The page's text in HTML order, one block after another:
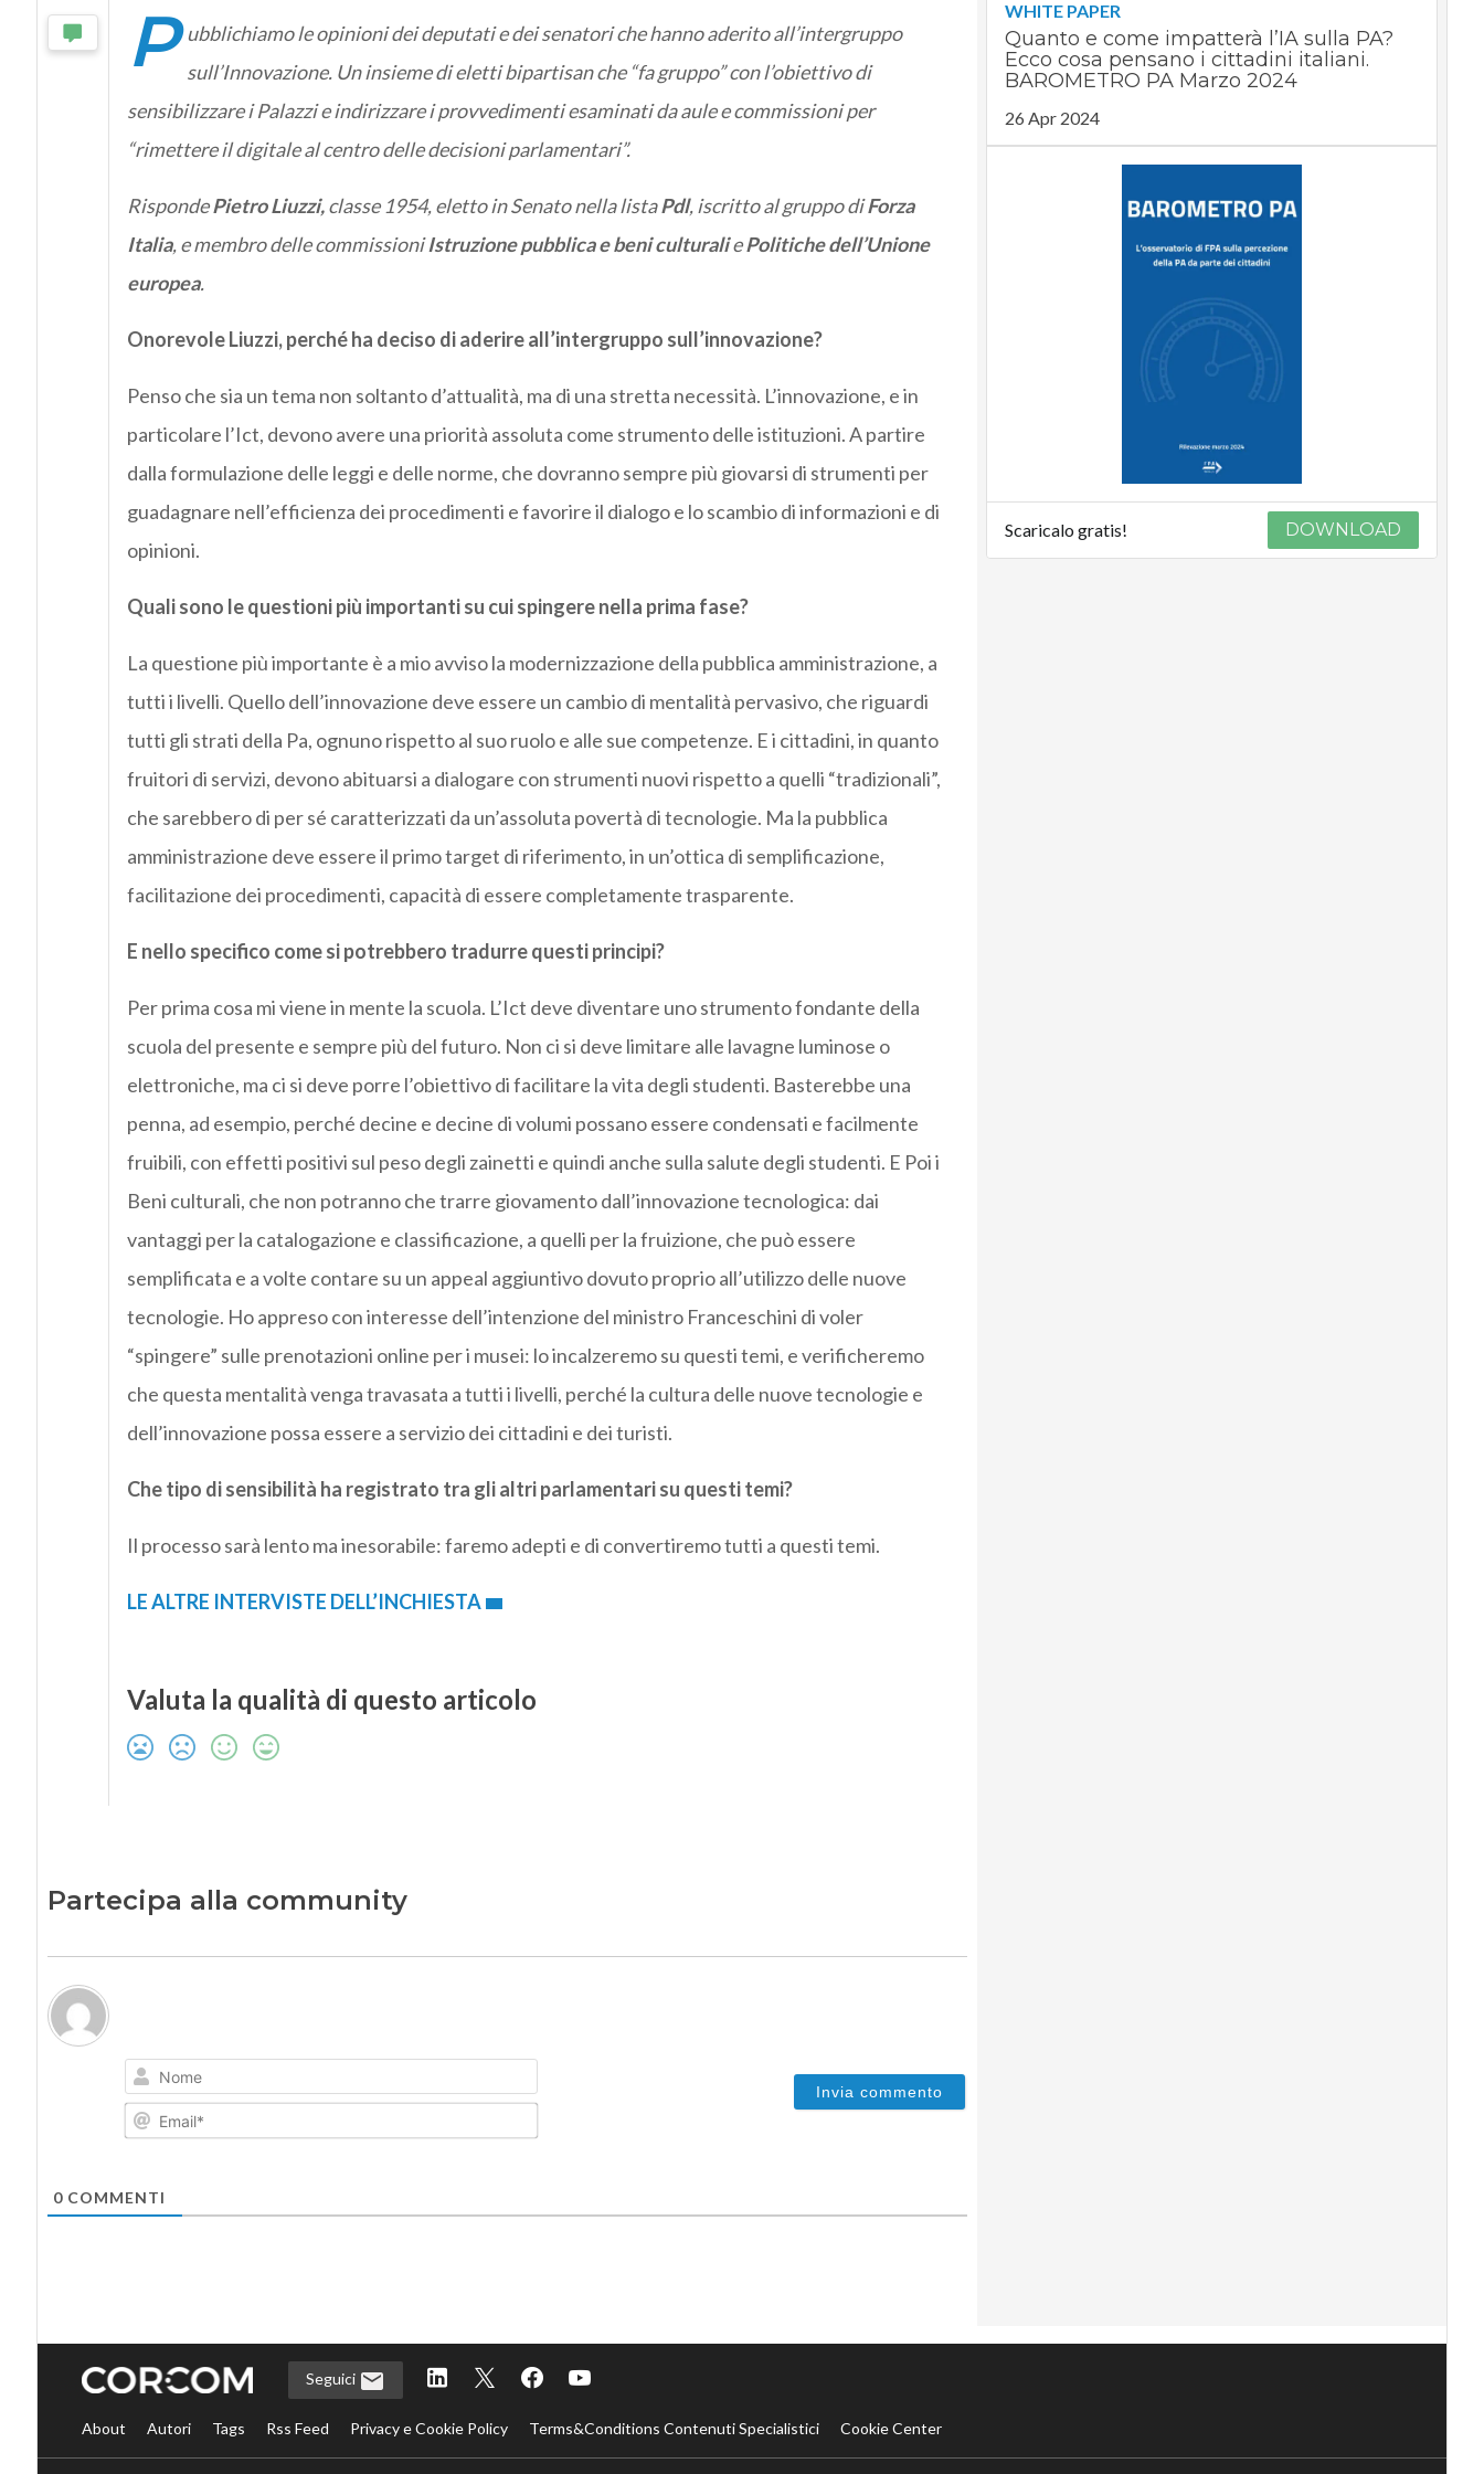
P ubblichiamo le opinioni dei deputati e dei senatori che hanno aderito all’intergruppo
sull’Innovazione. Un insieme di eletti bipartisan che “fa gruppo” con l’obiettivo di
sensibilizzare i Palazzi e indirizzare i provvedimenti esaminati da aule e commissioni per
“rimettere il digitale al centro delle decisioni parlamentari”.
RispondePietro Liuzzi,classe 1954, eletto in Senato nella listaPdl, iscritto al gruppo diForza
Italia, e membro delle commissioniIstruzione pubblica e beni culturaliePolitiche dell’Unione
europea.
Onorevole Liuzzi, perché ha deciso di aderire all’intergruppo sull’innovazione?
Penso che sia un tema non soltanto d’attualità, ma di una stretta necessità. L’innovazione, e in
particolare l’Ict, devono avere una priorità assoluta come strumento delle istituzioni. A partire
dalla formulazione delle leggi e delle norme, che dovranno sempre più giovarsi di strumenti per
guadagnare nell’efficienza dei procedimenti e favorire il dialogo e lo scambio di informazioni e di
opinioni.
Quali sono le questioni più importanti su cui spingere nella prima fase?
La questione più importante è a mio avviso la modernizzazione della pubblica amministrazione, a
tutti i livelli. Quello dell’innovazione deve essere un cambio di mentalità pervasivo, che riguardi
tutti gli strati della Pa, ognuno rispetto al suo ruolo e alle sue competenze. E i cittadini, in quanto
fruitori di servizi, devono abituarsi a dialogare con strumenti nuovi rispetto a quelli “tradizionali”,
che sarebbero di per sé caratterizzati da un’assoluta povertà di tecnologie. Ma la pubblica
amministrazione deve essere il primo target di riferimento, in un’ottica di semplificazione,
facilitazione dei procedimenti, capacità di essere completamente trasparente.
E nello specifico come si potrebbero tradurre questi principi?
Per prima cosa mi viene in mente la scuola. L’Ict deve diventare uno strumento fondante della
scuola del presente e sempre più del futuro. Non ci si deve limitare alle lavagne luminose o
elettroniche, ma ci si deve porre l’obiettivo di facilitare la vita degli studenti. Basterebbe una
penna, ad esempio, perché decine e decine di volumi possano essere condensati e facilmente
fruibili, con effetti positivi sul peso degli zainetti e quindi anche sulla salute degli studenti. E Poi i
Beni culturali, che non potranno che trarre giovamento dall’innovazione tecnologica: dai
vantaggi per la catalogazione e classificazione, a quelli per la fruizione, che può essere
semplificata e a volte contare su un appeal aggiuntivo dovuto proprio all’utilizzo delle nuove
tecnologie. Ho appreso con interesse dell’intenzione del ministro Franceschini di voler
“spingere” sulle prenotazioni online per i musei: lo incalzeremo su questi temi, e verificheremo
che questa mentalità venga travasata a tutti i livelli, perché la cultura delle nuove tecnologie e
dell’innovazione possa essere a servizio dei cittadini e dei turisti.
Che tipo di sensibilità ha registrato tra gli altri parlamentari su questi temi?
Il processo sarà lento ma inesorabile: faremo adepti e di convertiremo tutti a questi temi.
LE ALTRE INTERVISTE DELL’INCHIESTA
Valuta la qualità di questo articolo
Partecipa alla community
Nome
Email*
0COMMENTI
WHITE PAPER
Quanto e come impatterà l’IA sulla PA?
Ecco cosa pensano i cittadini italiani.
BAROMETRO PA Marzo 2024
26 Apr 2024
Scaricalo gratis! DOWNLOAD
Seguici
About Autori Tags Rss Feed Privacy e Cookie Policy Terms&Conditions Contenuti Specialistici Cookie Center